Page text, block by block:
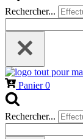
Rechercher...
Panier0
Rechercher...